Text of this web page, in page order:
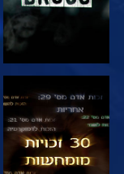
צפה